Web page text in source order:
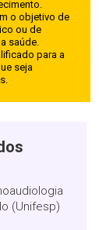
o objetivo de
ou de
saúde.
para a
seja
(Unifesp)